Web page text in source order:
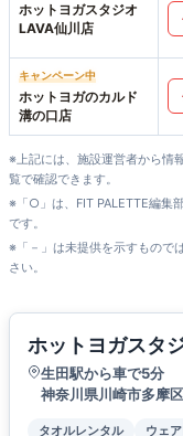
ホットヨガスタジオ
LAVA仙川店
キャンペーン中
ホットヨガのカルド
溝の口店
※上記には、施設運営者から情
覧で確認できます。
※「○」は、FIT PALETTE編集
です。
※「－」は未提供を示すもので
さい。
ホットヨガスタ
生田駅から車で5分
神奈川県川崎市多摩
タオルレンタル ウェ